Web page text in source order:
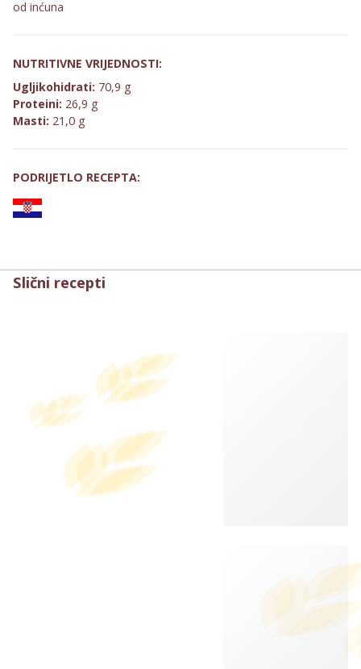
od inćuna
NUTRITIVNE VRIJEDNOSTI:
Ugljikohidrati: 70,9 g
Proteini: 26,9 g
Masti: 21,0 g
PODRIJETLO RECEPTA:
Slični recepti